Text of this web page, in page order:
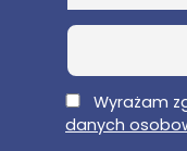
E-MailWyrażam
danych